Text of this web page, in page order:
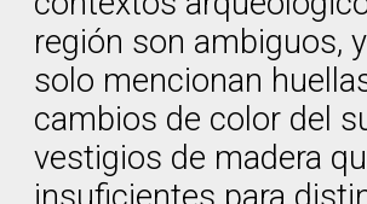
región son ambiguos,
solo mencionan
cambios de color del
vestigios de madera